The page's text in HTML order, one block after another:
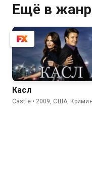
Ещё в
Касл
Castle • 2009, США,